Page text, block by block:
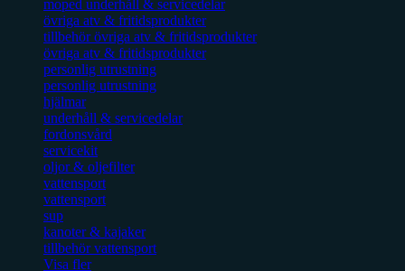
moped underhåll & servicedelar
övriga atv & fritidsprodukter
tillbehör övriga atv & fritidsprodukter
övriga atv & fritidsprodukter
personlig utrustning
personlig utrustning
hjälmar
underhåll & servicedelar
fordonsvård
servicekit
oljor & oljefilter
vattensport
vattensport
sup
kanoter & kajaker
tillbehör vattensport
Visa fler